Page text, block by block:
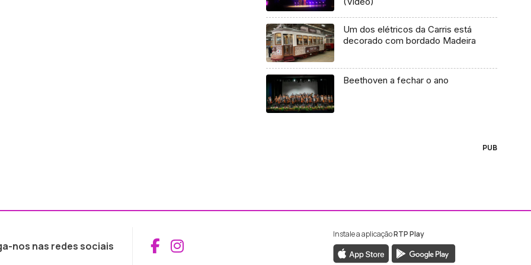
Um dos elétricos da Carris está
decorado com bordado Madeira
Beethoven a fechar o ano
PUB
nos nas redes sociais Aceder ao Facebook da RTP Madeira
Aceder ao Instagram da RTP Madeira
Instale a aplicaçãoRTP Play